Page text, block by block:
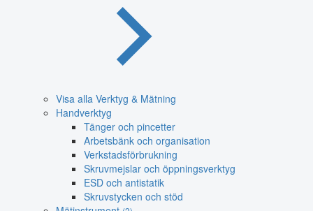
Visa alla Verktyg & Mätning
Handverktyg
Tänger och pincetter
Arbetsbänk och organisation
Verkstadsförbrukning
Skruvmejslar och öppningsverktyg
ESD och antistatik
Skruvstycken och stöd